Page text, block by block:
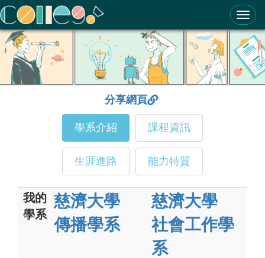
ColleGo! 大學選才與高中育才輔助系統
分享網頁
學系介紹 課程資訊
生涯進路 能力特質
我的
學系
慈濟大學
傳播學系
慈濟大學
社會工作學
系